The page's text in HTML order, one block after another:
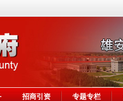
招商引资 专题专栏